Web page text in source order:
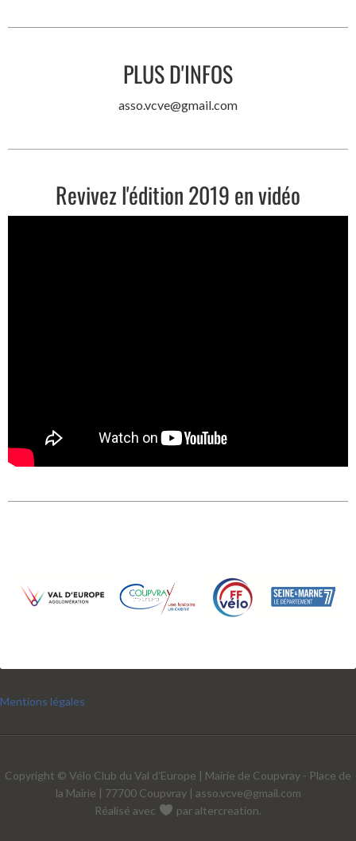
PLUS D'INFOS
asso.vcve@gmail.com
Revivez l'édition 2019 en vidéo
Mentions légales
Copyright © Vélo Club du Val d'Europe | Mairie de Coupvray - Place de
la Mairie | 77700 Coupvray | asso.vcve@gmail.com
Réalisé avec
paraltercreation.